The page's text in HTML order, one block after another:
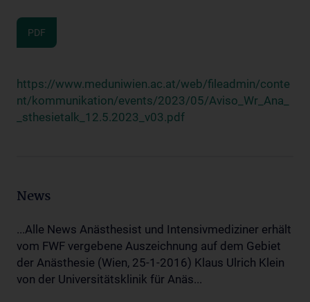
PDF
https://www.meduniwien.ac.at/web/fileadmin/conte
nt/kommunikation/events/2023/05/Aviso_Wr_Ana_
_sthesietalk_12.5.2023_v03.pdf
News
...Alle News Anästhesist und Intensivmediziner erhält
vom FWF vergebene Auszeichnung auf dem Gebiet
der Anästhesie (Wien, 25-1-2016) Klaus Ulrich Klein
von der Universitätsklinik für Anäs...